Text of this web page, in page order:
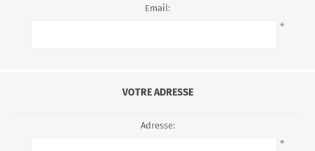
Email:
*
VOTRE ADRESSE
Adresse:
*